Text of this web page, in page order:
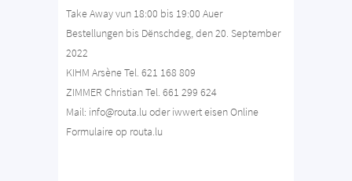
Take Away vun 18:00 bis 19:00 Auer
Bestellungen bis Dënschdeg, den 20. September
2022
KIHM Arsène Tel. 621 168 809
ZIMMER Christian Tel. 661 299 624
Mail: info@routa.lu oder iwwert eisen Online
Formulaire op routa.lu